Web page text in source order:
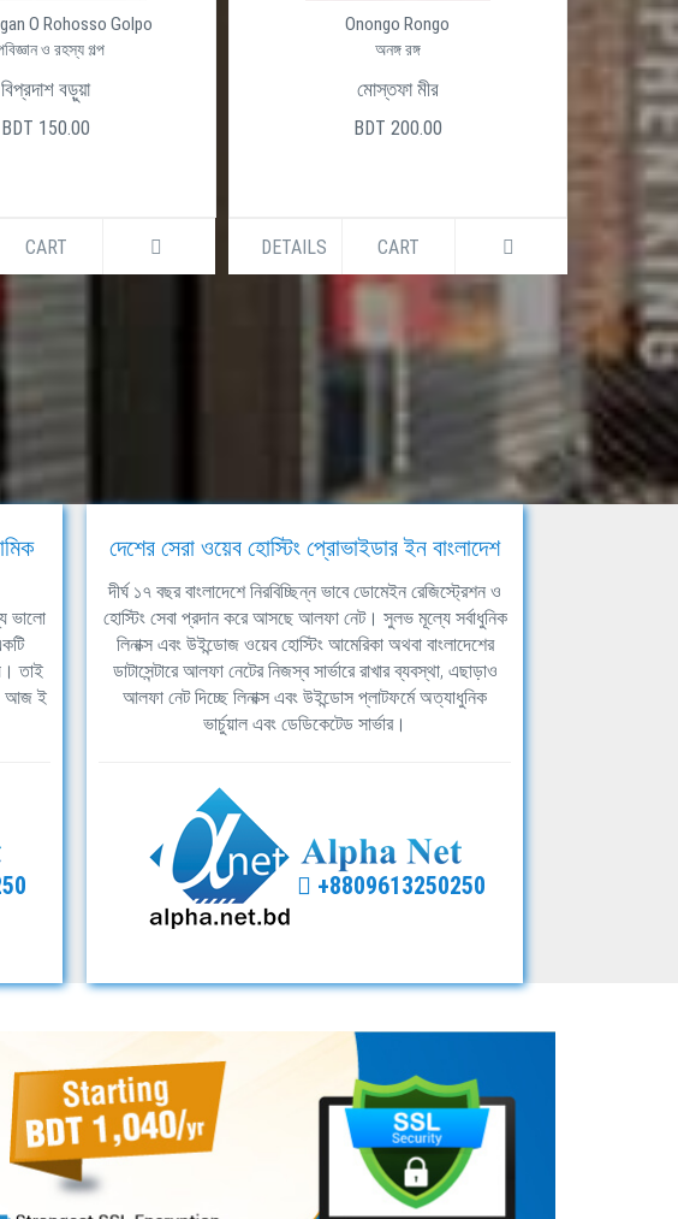
O Rohosso Golpo
ও রহস্য গল্প
বিপ্রদাশ বড়ুয়া
BDT 150.00
CART
Onongo Rongo
অনঙ্গ রঙ্গ
মোস্তফা মীর
BDT 200.00
DETAILS CART DETAILS
ভালো
তাই
আজ ই
দেশের সেরা ওয়েব হোস্টিং প্রোভাইডার ইন বাংলাদেশ
দীর্ঘ ১৭ বছর বাংলাদেশে নিরবিচ্ছিন্ন ভাবে ডোমেইন রেজিস্ট্রেশন ও
হোস্টিং সেবা প্রদান করে আসছে আলফা নেট। সুলভ মূল্যে সর্বাধুনিক
লিনাক্স এবং উইন্ডোজ ওয়েব হোস্টিং আমেরিকা অথবা বাংলাদেশের
ডাটাসেন্টারে আলফা নেটের নিজস্ব সার্ভারে রাখার ব্যবস্থা, এছাড়াও
আলফা নেট দিচ্ছে লিনাক্স এবং উইন্ডোস প্লাটফর্মে অত্যাধুনিক
ভার্চুয়াল এবং ডেডিকেটেড সার্ভার।
+8809613250250